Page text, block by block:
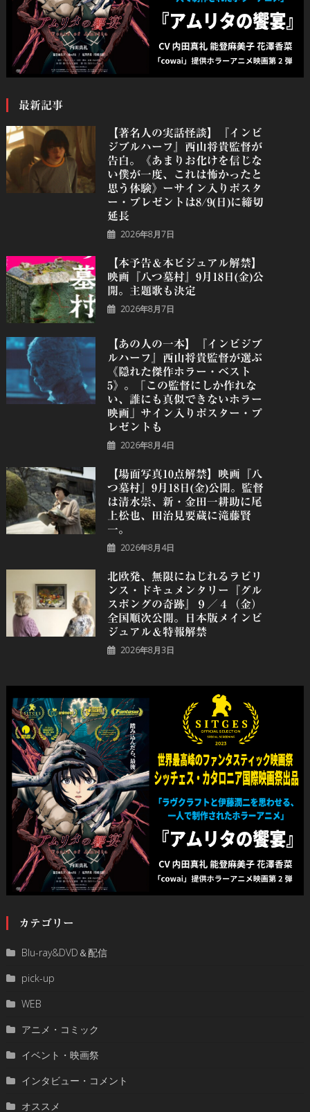
最新記事
【著名人の実話怪談】『インビ
ジブルハーフ』⻄⼭将貴監督が
告白。《あまりお化けを信じな
い僕が一度、これは怖かったと
思う体験》ーサイン入りポスタ
ー・プレゼントは8/9(日)に締切
延長
2026年8月7日
【本予告＆本ビジュアル解禁】
映画『八つ墓村』9月18日(金)公
開。主題歌も決定
2026年8月7日
【あの人の一本】『インビジブ
ルハーフ』⻄⼭将貴監督が選ぶ
《隠れた傑作ホラー・ベスト
5》。「この監督にしか作れな
い、誰にも真似できないホラー
映画」サイン入りポスター・プ
レゼントも
2026年8月4日
【場面写真10点解禁】映画『八
つ墓村』9月18日(金)公開。監督
は清水崇、新・金田一耕助に尾
上松也、田治見要蔵に滝藤賢
一。
2026年8月4日
北欧発、無限にねじれるラビリ
ンス・ドキュメンタリー『グル
スポングの奇跡』９／４（金）
全国順次公開。日本版メインビ
ジュアル＆特報解禁
2026年8月3日
カテゴリー
Blu-ray&DVD＆配信
pick-up
WEB
アニメ・コミック
イベント・映画祭
インタビュー・コメント
オススメ